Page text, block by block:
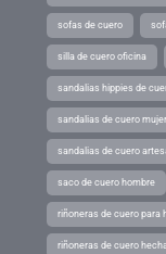
sofas de cuero
silla de cuero oficina
sandalias hippies de
sandalias de cuero mujer
sandalias de cuero
saco de cuero hombre
riñoneras de cuero para
riñoneras de cuero